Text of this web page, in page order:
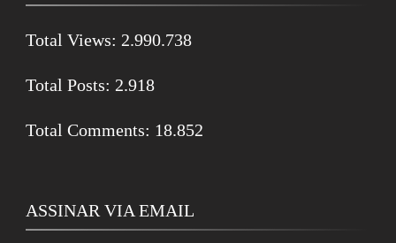
Total Views: 2.990.738
Total Posts: 2.918
Total Comments: 18.852
ASSINAR VIA EMAIL